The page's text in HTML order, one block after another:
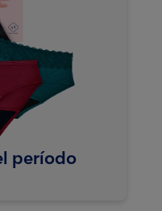
período